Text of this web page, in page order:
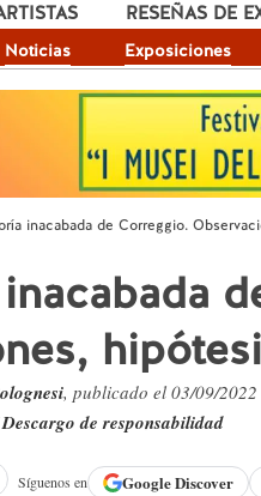
Noticias Exposiciones
RESEÑAS DE
inacabada de Correggio.
, publicado el 03/09/2022
Descargo de responsabilidad
Síguenos en GoogleDiscover